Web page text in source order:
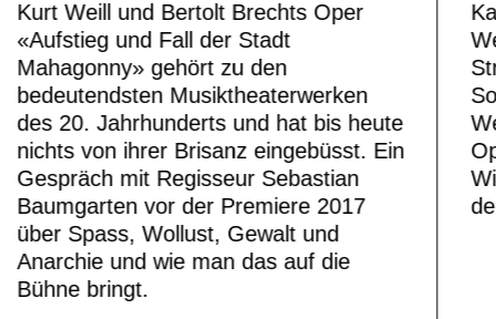
seiner Wunschstücke.
Kurt Weill und Bertolt Brechts Oper
«Aufstieg und Fall der Stadt
Mahagonny» gehört zu den
bedeutendsten Musiktheaterwerken
des 20. Jahrhunderts und hat bis heute
nichts von ihrer Brisanz eingebüsst. Ein
Gespräch mit Regisseur Sebastian
Baumgarten vor der Premiere 2017
über Spass, Wollust, Gewalt und
Anarchie und wie man das auf die
Bühne bringt.